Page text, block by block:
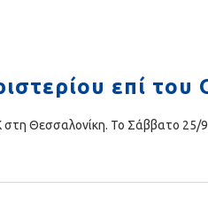
επί
Θεσσαλονίκη. Το Σάββατο 25/9